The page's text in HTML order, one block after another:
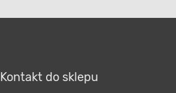
Kontakt do sklepu